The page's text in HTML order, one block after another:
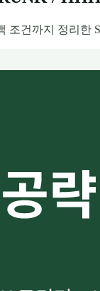
조건까지 정리한